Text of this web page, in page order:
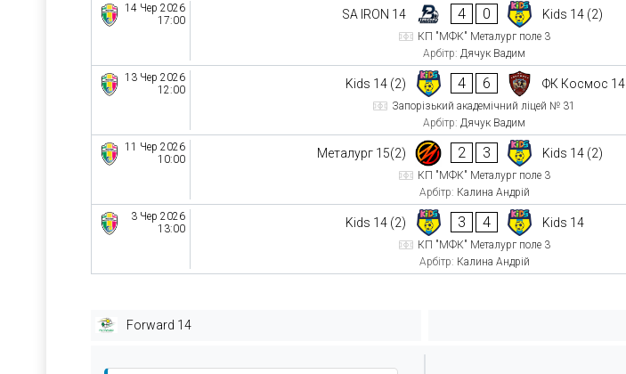
14 Чер 2026
17:00
SA IRON 14 4 0 Kids 14 (2)
КП "МФК" Металург поле 3
Арбітр: Дячук Вадим
13 Чер 2026
12:00
Kids 14 (2) 4 6 ФК Космос 14
Запорізький академічний ліцей № 31
Арбітр: Дячук Вадим
11 Чер 2026
10:00
Металург 15(2) 2 3 Kids 14 (2)
КП "МФК" Металург поле 3
Арбітр: Калина Андрій
3 Чер 2026
13:00
Kids 14 (2) 3 4 Kids 14
КП "МФК" Металург поле 3
Арбітр: Калина Андрій
Forward 14